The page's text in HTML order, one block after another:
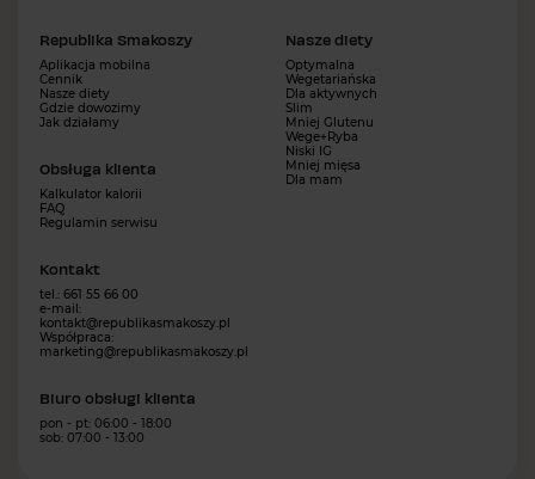
Republika Smakoszy
Aplikacja mobilna
Cennik
Nasze diety
Gdzie dowozimy
Jak działamy
Nasze diety
Optymalna
Wegetariańska
Dla aktywnych
Slim
Mniej Glutenu
Wege+Ryba
Niski IG
Mniej mięsa
Dla mam
Obsługa klienta
Kalkulator kalorii
FAQ
Regulamin serwisu
Kontakt
tel.: 661 55 66 00
e-mail:
kontakt@republikasmakoszy.pl
Współpraca:
marketing@republikasmakoszy.pl
Biuro obsługi klienta
pon - pt: 06:00 - 18:00
sob: 07:00 - 13:00